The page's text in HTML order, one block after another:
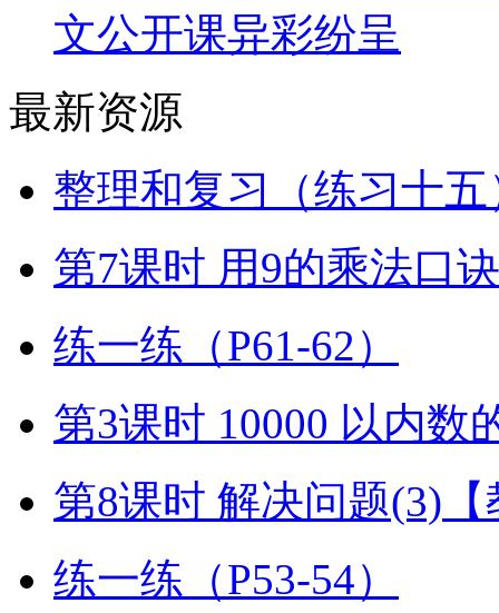
文公开课异彩纷呈
最新资源
整理和复习（练习十五
第7课时 用9的乘法口
练一练（P61-62）
第3课时 10000 以内数
第8课时 解决问题(3)
练一练（P53-54）